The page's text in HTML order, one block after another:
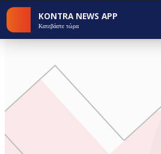
KONTRA NEWS APP
Κατεβάστε τώρα